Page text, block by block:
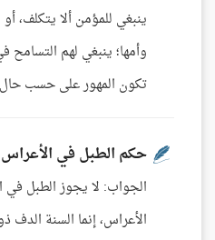
ينبغي للمؤمن ألا يتكلف،
وأمها؛ ينبغي لهم التسامح
تكون المهور على حسب حال
حكم الطبل في الأعراس
الجواب: لا يجوز الطبل في
الأعراس، إنما السنة الدف